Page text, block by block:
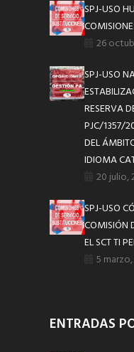
SPJ-USO
26
SPJ-USO
RESERVA
PJC/1357/
DEL
IDIOMA
20 julio,
SPJ-USO
COMISIÓN
EL SCT TI
5
ENTRADAS